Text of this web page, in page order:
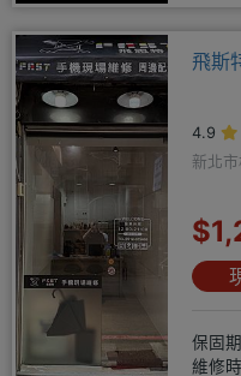
飛斯
4.9
新北
保固
維修